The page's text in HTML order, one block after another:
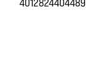
4012824404489